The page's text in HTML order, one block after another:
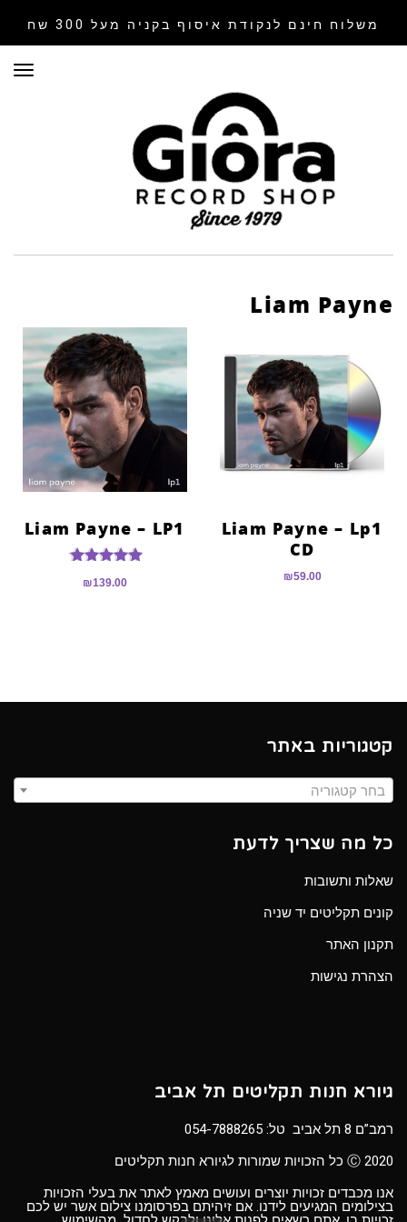
משלוח חינם לנקודת איסוף בקניה מעל 300 שח
Liam Payne
Liam Payne – Lp1
CD
₪59.00
Liam Payne – LP1
4.92
₪139.00
קטגוריות באתר
בחר קטגוריה
כל מה שצריך לדעת
שאלות ותשובות
קונים תקליטים יד שניה
תקנון האתר
הצהרת נגישות
גיורא חנות תקליטים תל אביב
רמב”ם 8 תל אביב טל:
054-7888265
Ⓒ 2020 כל הזכויות שמורות לגיורא חנות תקליטים
אנו מכבדים זכויות יוצרים ועושים מאמץ לאתר את בעלי הזכויות
בצילומים המגיעים לידנו. אם זיהיתם בפרסומנו צילום אשר יש לכם